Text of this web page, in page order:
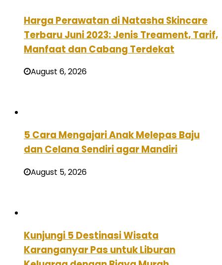
Harga Perawatan di Natasha Skincare
Terbaru Juni 2023: Jenis Treament, Tarif,
Manfaat dan Cabang Terdekat
August 6, 2026
5 Cara Mengajari Anak Melepas Baju
dan Celana Sendiri agar Mandiri
August 5, 2026
Kunjungi 5 Destinasi Wisata
Karanganyar Pas untuk Liburan